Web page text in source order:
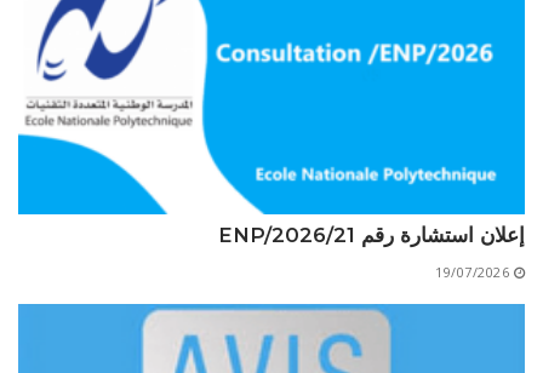
الأقــســــام الـتـحــضـيـريـــة
الشهادات
نماذج ما بعد التدرج
إعلان استشارة رقم 21/ENP/2026
19/07/2026